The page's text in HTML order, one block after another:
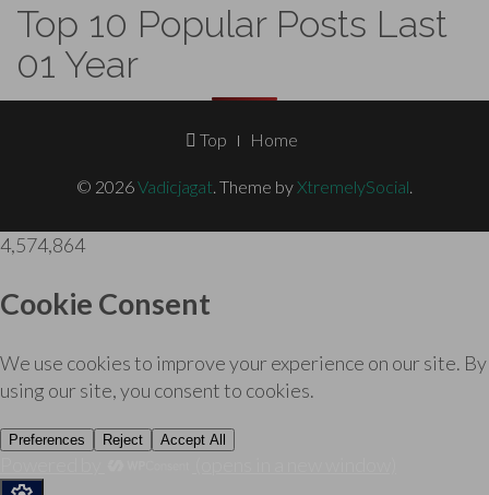
Top 10 Popular Posts Last
01 Year
Menu
Top Home
© 2026Vadicjagat Theme byXtremelySocial
4,574,864